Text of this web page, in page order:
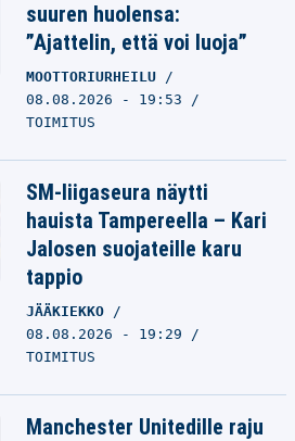
suuren huolensa:
”Ajattelin, että voi luoja”
MOOTTORIURHEILU
08.08.2026 - 19:53
TOIMITUS
SM-liigaseura näytti
hauista Tampereella – Kari
Jalosen suojateille karu
tappio
JÄÄKIEKKO
08.08.2026 - 19:29
TOIMITUS
Manchester Unitedille raju